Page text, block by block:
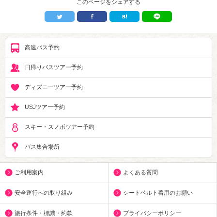
このページをシェアする
高速バス予約
日帰りバスツアー予約
ディズニーツアー予約
USJツアー予約
スキー・スノボツアー予約
バス集合場所
ご利用案内 よくある質問
安全運行への取り組み シートベルト着用のお願い
旅行条件・標識・約款 プライバシーポリシー